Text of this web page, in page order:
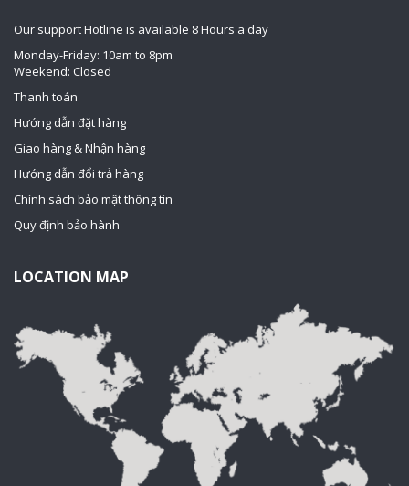
Our support Hotline is available 8 Hours a day
Monday-Friday: 10am to 8pm
Weekend: Closed
Thanh toán
Hướng dẫn đặt hàng
Giao hàng & Nhận hàng
Hướng dẫn đổi trả hàng
Chính sách bảo mật thông tin
Quy định bảo hành
LOCATION MAP